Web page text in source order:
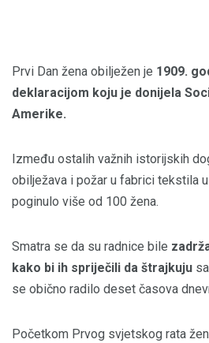
Prvi Dan žena obilježen je 1909.
deklaracijom koju je donijela
Amerike.
Između ostalih važnih istorijskih
obilježava i požar u fabrici tekstila
poginulo više od 100 žena.
Smatra se da su radnice bile
kako bi ih spriječili da štrajkuju
se obično radilo deset časova
Početkom Prvog svjetskog rata